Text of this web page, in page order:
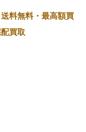
料無料・最高額買
買取